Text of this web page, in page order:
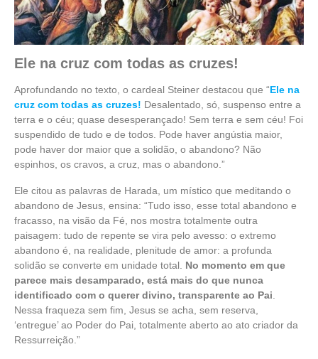
Ele na cruz com todas as cruzes!
Aprofundando no texto, o cardeal Steiner destacou que “Ele na
cruz com todas as cruzes! Desalentado, só, suspenso entre a
terra e o céu; quase desesperançado! Sem terra e sem céu! Foi
suspendido de tudo e de todos. Pode haver angústia maior,
pode haver dor maior que a solidão, o abandono? Não
espinhos, os cravos, a cruz, mas o abandono.”
Ele citou as palavras de Harada, um místico que meditando o
abandono de Jesus, ensina: “Tudo isso, esse total abandono e
fracasso, na visão da Fé, nos mostra totalmente outra
paisagem: tudo de repente se vira pelo avesso: o extremo
abandono é, na realidade, plenitude de amor: a profunda
solidão se converte em unidade total. No momento em que
parece mais desamparado, está mais do que nunca
identificado com o querer divino, transparente ao Pai
Nessa fraqueza sem fim, Jesus se acha, sem reserva,
‘entregue’ ao Poder do Pai, totalmente aberto ao ato criador da
Ressurreição.”